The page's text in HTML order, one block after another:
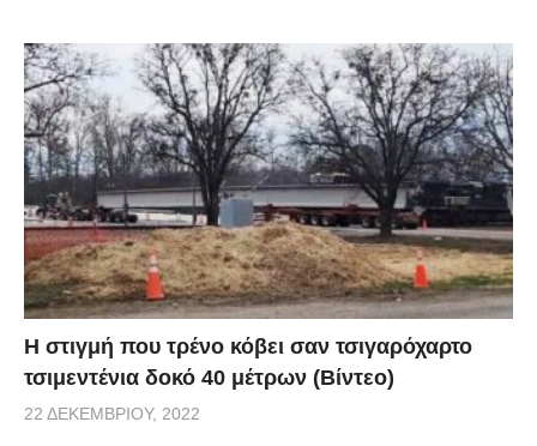
H στιγμή που τρένο κόβει σαν τσιγαρόχαρτο
τσιμεντένια δοκό 40 μέτρων (Βίντεο)
22 ΔΕΚΕΜΒΡΊΟΥ, 2022